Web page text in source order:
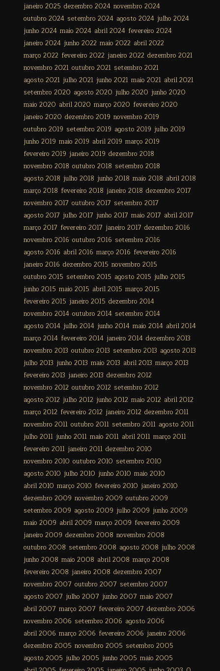
janeiro 2025 dezembro 2024 novembro 2024
outubro 2024 setembro 2024 agosto 2024 julho 2024
junho 2024 maio 2024 abril 2024 fevereiro 2024
janeiro 2024 junho 2022 maio 2022 abril 2022
março 2022 fevereiro 2022 janeiro 2022 dezembro 2021
novembro 2021 outubro 2021 setembro 2021
agosto 2021 julho 2021 junho 2021 maio 2021 abril 2021
setembro 2020 agosto 2020 julho 2020 junho 2020
maio 2020 abril 2020 março 2020 fevereiro 2020
janeiro 2020 dezembro 2019 novembro 2019
outubro 2019 setembro 2019 agosto 2019 julho 2019
junho 2019 maio 2019 abril 2019 março 2019
fevereiro 2019 janeiro 2019 dezembro 2018
novembro 2018 outubro 2018 setembro 2018
agosto 2018 julho 2018 junho 2018 maio 2018 abril 2018
março 2018 fevereiro 2018 janeiro 2018 dezembro 2017
novembro 2017 outubro 2017 setembro 2017
agosto 2017 julho 2017 junho 2017 maio 2017 abril 2017
março 2017 fevereiro 2017 janeiro 2017 dezembro 2016
novembro 2016 outubro 2016 setembro 2016
agosto 2016 abril 2016 março 2016 fevereiro 2016
janeiro 2016 dezembro 2015 novembro 2015
outubro 2015 setembro 2015 agosto 2015 julho 2015
junho 2015 maio 2015 abril 2015 março 2015
fevereiro 2015 janeiro 2015 dezembro 2014
novembro 2014 outubro 2014 setembro 2014
agosto 2014 julho 2014 junho 2014 maio 2014 abril 2014
março 2014 fevereiro 2014 janeiro 2014 dezembro 2013
novembro 2013 outubro 2013 setembro 2013 agosto 2013
julho 2013 junho 2013 maio 2013 abril 2013 março 2013
fevereiro 2013 janeiro 2013 dezembro 2012
novembro 2012 outubro 2012 setembro 2012
agosto 2012 julho 2012 junho 2012 maio 2012 abril 2012
março 2012 fevereiro 2012 janeiro 2012 dezembro 2011
novembro 2011 outubro 2011 setembro 2011 agosto 2011
julho 2011 junho 2011 maio 2011 abril 2011 março 2011
fevereiro 2011 janeiro 2011 dezembro 2010
novembro 2010 outubro 2010 setembro 2010
agosto 2010 julho 2010 junho 2010 maio 2010
abril 2010 março 2010 fevereiro 2010 janeiro 2010
dezembro 2009 novembro 2009 outubro 2009
setembro 2009 agosto 2009 julho 2009 junho 2009
maio 2009 abril 2009 março 2009 fevereiro 2009
janeiro 2009 dezembro 2008 novembro 2008
outubro 2008 setembro 2008 agosto 2008 julho 2008
junho 2008 maio 2008 abril 2008 março 2008
fevereiro 2008 janeiro 2008 dezembro 2007
novembro 2007 outubro 2007 setembro 2007
agosto 2007 julho 2007 junho 2007 maio 2007
abril 2007 março 2007 fevereiro 2007 dezembro 2006
novembro 2006 setembro 2006 agosto 2006
abril 2006 março 2006 fevereiro 2006 janeiro 2006
dezembro 2005 novembro 2005 setembro 2005
agosto 2005 julho 2005 junho 2005 maio 2005